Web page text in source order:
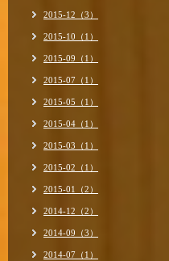
2015-12（3）
2015-10（1）
2015-09（1）
2015-07（1）
2015-05（1）
2015-04（1）
2015-03（1）
2015-02（1）
2015-01（2）
2014-12（2）
2014-09（3）
2014-07（1）